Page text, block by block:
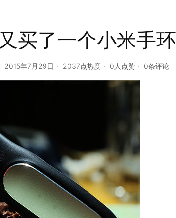
又买了一个小米手环
2015年7月29日 2037点热度 0人点赞 0条评论